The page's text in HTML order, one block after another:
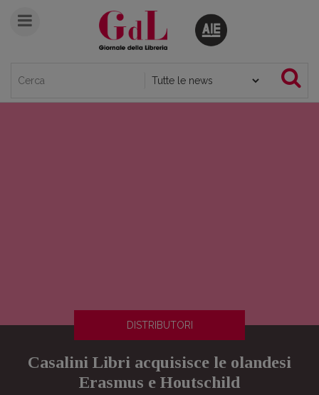
DISTRIBUTORI
Casalini Libri acquisisce le olandesi
Erasmus e Houtschild